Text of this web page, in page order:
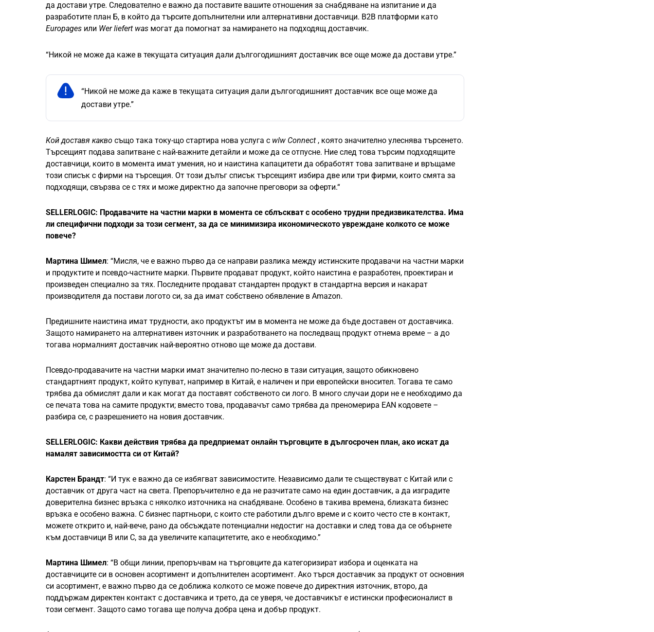
да достави утре. Следователно е важно да поставите вашите отношения за снабдяване на изпитание и да
разработите план Б, в който да търсите допълнителни или алтернативни доставчици. B2B платформи като
Europages или Wer liefert was могат да помогнат за намирането на подходящ доставчик.
“Никой не може да каже в текущата ситуация дали дългогодишният доставчик все още може да достави утре.”
“Никой не може да каже в текущата ситуация дали дългогодишният доставчик все още може да
достави утре.”
Кой доставя какво също така току-що стартира нова услуга с wlw Connect , която значително улеснява търсенето.
Търсещият подава запитване с най-важните детайли и може да се отпусне. Ние след това търсим подходящите
доставчици, които в момента имат умения, но и наистина капацитети да обработят това запитване и връщаме
този списък с фирми на търсещия. От този дълъг списък търсещият избира две или три фирми, които смята за
подходящи, свързва се с тях и може директно да започне преговори за оферти.“
SELLERLOGIC: Продавачите на частни марки в момента се сблъскват с особено трудни предизвикателства. Има
ли специфични подходи за този сегмент, за да се минимизира икономическото увреждане колкото се може
повече?
Мартина Шимел: “Мисля, че е важно първо да се направи разлика между истинските продавачи на частни марки
и продуктите и псевдо-частните марки. Първите продават продукт, който наистина е разработен, проектиран и
произведен специално за тях. Последните продават стандартен продукт в стандартна версия и накарат
производителя да постави логото си, за да имат собствено обявление в Amazon.
Предишните наистина имат трудности, ако продуктът им в момента не може да бъде доставен от доставчика.
Защото намирането на алтернативен източник и разработването на последващ продукт отнема време – а до
тогава нормалният доставчик най-вероятно отново ще може да достави.
Псевдо-продавачите на частни марки имат значително по-лесно в тази ситуация, защото обикновено
стандартният продукт, който купуват, например в Китай, е наличен и при европейски вносител. Тогава те само
трябва да обмислят дали и как могат да поставят собственото си лого. В много случаи дори не е необходимо да
се печата това на самите продукти; вместо това, продавачът само трябва да преномерира EAN кодовете –
разбира се, с разрешението на новия доставчик.
SELLERLOGIC: Какви действия трябва да предприемат онлайн търговците в дългосрочен план, ако искат да
намалят зависимостта си от Китай?
Карстен Брандт: “И тук е важно да се избягват зависимостите. Независимо дали те съществуват с Китай или с
доставчик от друга част на света. Препоръчително е да не разчитате само на един доставчик, а да изградите
доверителна бизнес връзка с няколко източника на снабдяване. Особено в такива времена, близката бизнес
връзка е особено важна. С бизнес партньори, с които сте работили дълго време и с които често сте в контакт,
можете открито и, най-вече, рано да обсъждате потенциални недостиг на доставки и след това да се обърнете
към доставчици B или C, за да увеличите капацитетите, ако е необходимо.”
Мартина Шимел: “В общи линии, препоръчвам на търговците да категоризират избора и оценката на
доставчиците си в основен асортимент и допълнителен асортимент. Ако търся доставчик за продукт от основния
си асортимент, е важно първо да се доближа колкото се може повече до директния източник, второ, да
поддържам директен контакт с доставчика и трето, да се уверя, че доставчикът е истински професионалист в
този сегмент. Защото само тогава ще получа добра цена и добър продукт.